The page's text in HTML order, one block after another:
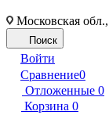
Московская
Поиск
Войти
Сравнение0
Отложенные 0
Корзина 0